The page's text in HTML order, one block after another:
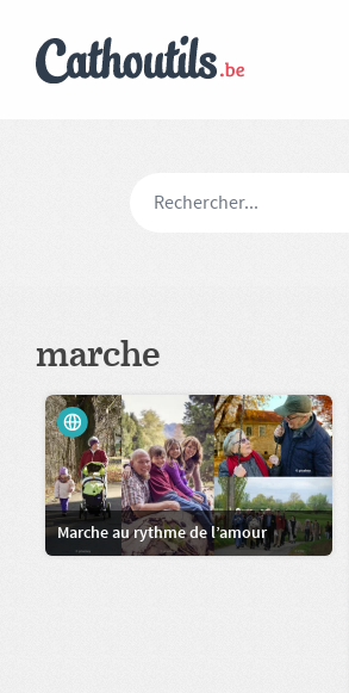
marche
Marche au rythme de l’amour